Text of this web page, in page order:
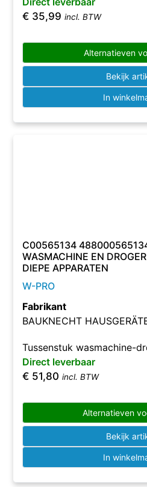
€ 35,99 incl. BTW
Alternatieven
Bekijk
In
C00565134
WASMACHINE EN
DIEPE APPARATEN
W-PRO
Fabrikant
BAUKNECHT
Tussenstuk wasmachine-
Direct leverbaar
€ 51,80 incl. BTW
Alternatieven
Bekijk
In